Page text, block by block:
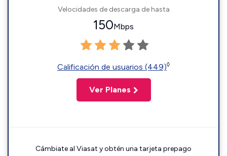
Velocidades de descarga de hasta
150Mbps
Calificación de usuarios (449)◊
Ver Planes
Cámbiate al Viasat y obtén una tarjeta prepago